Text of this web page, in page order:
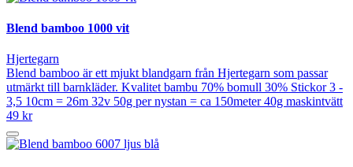
Blend bamboo 1000 vit
Hjertegarn
Blend bamboo är ett mjukt blandgarn från Hjertegarn som passar
utmärkt till barnkläder. Kvalitet bambu 70% bomull 30% Stickor 3 -
3,5 10cm = 26m 32v 50g per nystan = ca 150meter 40g maskintvätt
49 kr